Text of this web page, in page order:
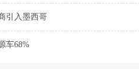
引入墨西哥
车68%